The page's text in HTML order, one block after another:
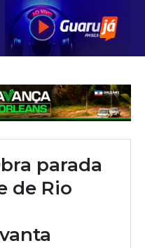
parada
de Rio